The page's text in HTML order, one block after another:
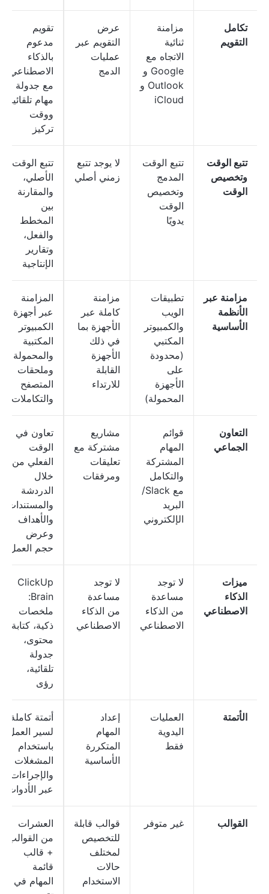
تكامل
التقويم
مزامنة
ثنائية
الاتجاه مع
Google و
Outlook و
iCloud
عرض
التقويم عبر
عمليات
الدمج
تقويم
مدعوم
بالذكاء
الاصطناعي
مع جدولة
مهام تلقائية
ووقت
تركيز
تتبع الوقت
وتخصيص
الوقت
تتبع الوقت
المدمج
وتخصيص
الوقت
يدويًا
لا يوجد تتبع
زمني أصلي
تتبع الوقت
الأصلي،
والمقارنة
بين
المخطط
والفعل،
وتقارير
الإنتاجية
مزامنة عبر
الأنظمة
الأساسية
تطبيقات
الويب
والكمبيوتر
المكتبي
(محدودة
على
الأجهزة
المحمولة)
مزامنة
كاملة عبر
الأجهزة بما
في ذلك
الأجهزة
القابلة
للارتداء
المزامنة
عبر أجهزة
الكمبيوتر
المكتبية
والمحمولة
وملحقات
المتصفح
والتكاملات
التعاون
الجماعي
قوائم
المهام
المشتركة
والتكامل
مع Slack/
البريد
الإلكتروني
مشاريع
مشتركة مع
تعليقات
ومرفقات
تعاون في
الوقت
الفعلي من
خلال
الدردشة
والمستندات
والأهداف
وعرض
حجم العمل
ميزات
الذكاء
الاصطناعي
لا توجد
مساعدة
من الذكاء
الاصطناعي
لا توجد
مساعدة
من الذكاء
الاصطناعي
ClickUp
Brain:
ملخصات
ذكية، كتابة
محتوى،
جدولة
تلقائية،
رؤى
الأتمتة
العمليات
اليدوية
فقط
إعداد
المهام
المتكررة
الأساسية
أتمتة كاملة
لسير العمل
باستخدام
المشغلات
والإجراءات
عبر الأدوات
القوالب غير متوفر
قوالب قابلة
للتخصيص
لمختلف
حالات
الاستخدام
العشرات
من القوالب
+ قالب
قائمة
المهام في